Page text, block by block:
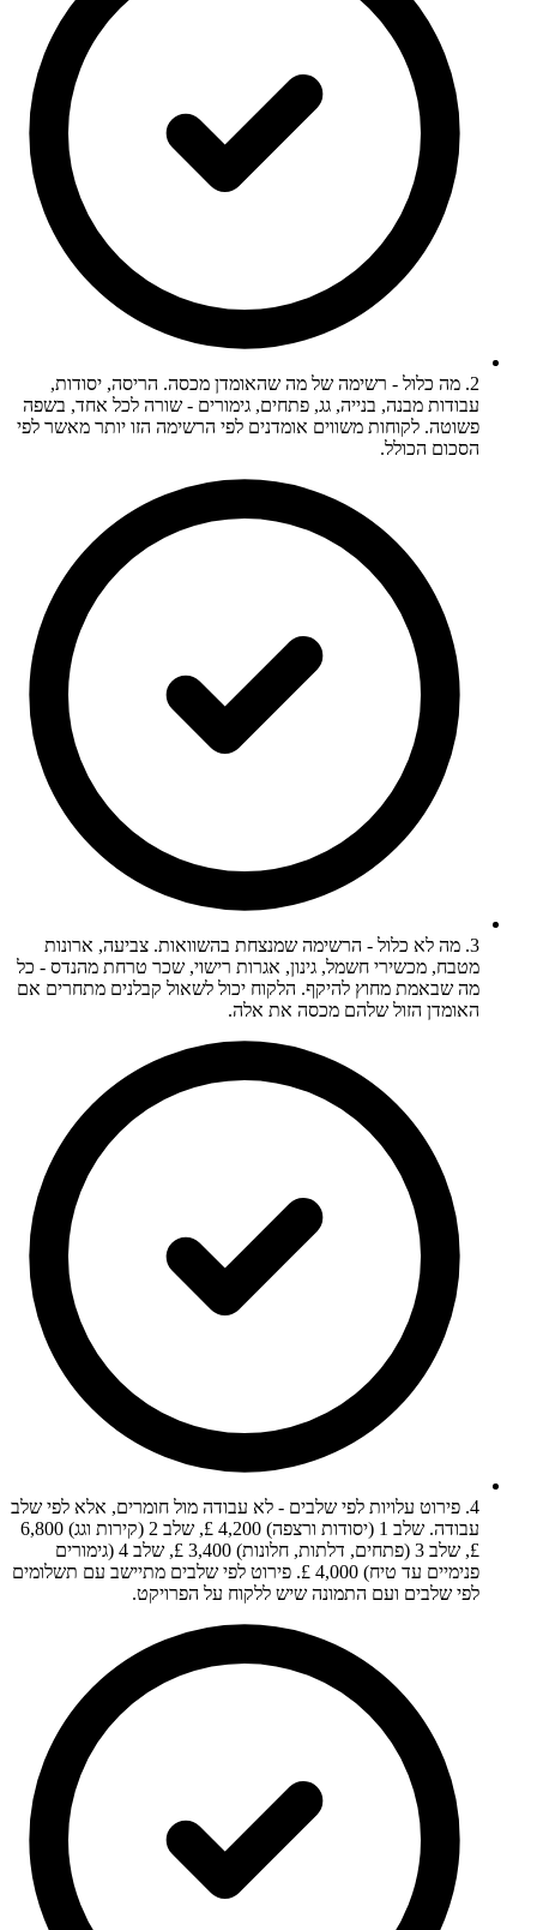
2. מה כלול - רשימה של מה שהאומדן מכסה. הריסה, יסודות,
עבודות מבנה, בנייה, גג, פתחים, גימורים - שורה לכל אחד, בשפה
פשוטה. לקוחות משווים אומדנים לפי הרשימה הזו יותר מאשר לפי
הסכום הכולל.
3. מה לא כלול - הרשימה שמנצחת בהשוואות. צביעה, ארונות
מטבח, מכשירי חשמל, גינון, אגרות רישוי, שכר טרחת מהנדס - כל
מה שבאמת מחוץ להיקף. הלקוח יכול לשאול קבלנים מתחרים אם
האומדן הזול שלהם מכסה את אלה.
4. פירוט עלויות לפי שלבים - לא עבודה מול חומרים, אלא לפי שלב
עבודה. שלב 1 (יסודות ורצפה) 4,200 £, שלב 2 (קירות וגג) 6,800
£, שלב 3 (פתחים, דלתות, חלונות) 3,400 £, שלב 4 (גימורים
פנימיים עד טיח) 4,000 £. פירוט לפי שלבים מתיישב עם תשלומים
לפי שלבים ועם התמונה שיש ללקוח על הפרויקט.